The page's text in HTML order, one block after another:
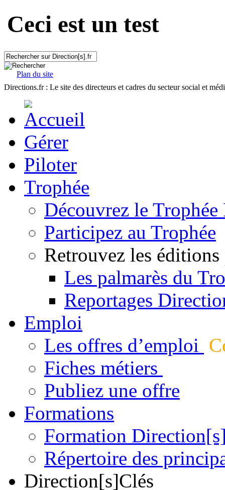
Ceci est un test
Plan du site
Directions.fr : Le site des directeurs et cadres du secteur social et
Gérer
Piloter
Trophée
Découvrez le
Participez au Trophée
Retrouvez les éditions
Les palmarès du
Reportages
Emploi
Les offres d’emploi
Fiches métiers
Publiez une offre
Formations
Formation
Répertoire des
Direction[s]Clés